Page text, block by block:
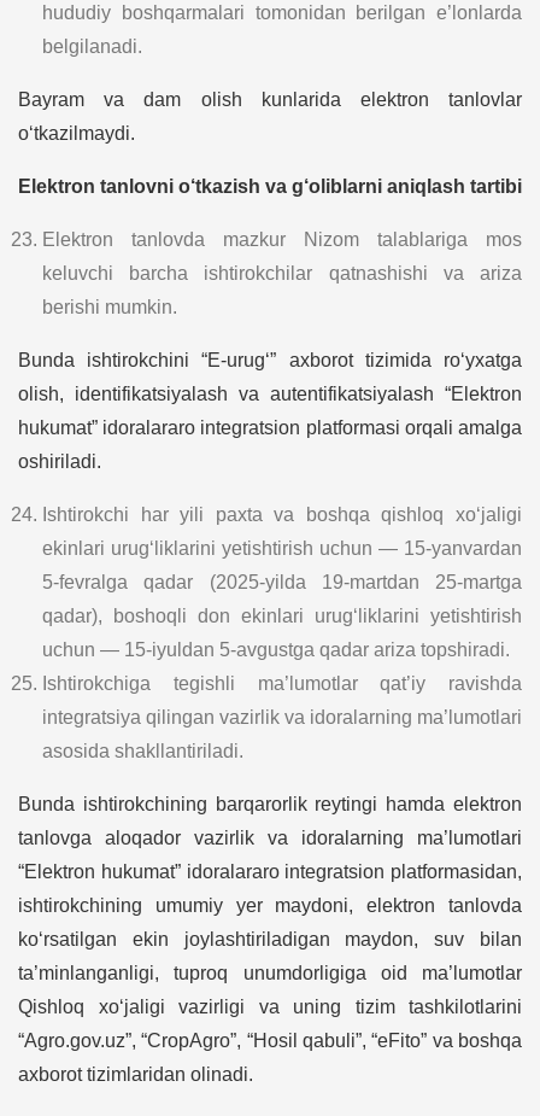
hududiy boshqarmalari tomonidan berilgan e’lonlarda
belgilanadi.
Bayram va dam olish kunlarida elektron tanlovlar
o‘tkazilmaydi.
Elektron tanlovni o‘tkazish va g‘oliblarni aniqlash tartibi
Elektron tanlovda mazkur Nizom talablariga mos
keluvchi barcha ishtirokchilar qatnashishi va ariza
berishi mumkin.
Bunda ishtirokchini “E-urug‘” axborot tizimida ro‘yxatga
olish, identifikatsiyalash va autentifikatsiyalash “Elektron
hukumat” idoralararo integratsion platformasi orqali amalga
oshiriladi.
Ishtirokchi har yili paxta va boshqa qishloq xo‘jaligi
ekinlari urug‘liklarini yetishtirish uchun — 15-yanvardan
5-fevralga qadar (2025-yilda 19-martdan 25-martga
qadar), boshoqli don ekinlari urug‘liklarini yetishtirish
uchun — 15-iyuldan 5-avgustga qadar ariza topshiradi.
Ishtirokchiga tegishli ma’lumotlar qat’iy ravishda
integratsiya qilingan vazirlik va idoralarning ma’lumotlari
asosida shakllantiriladi.
Bunda ishtirokchining barqarorlik reytingi hamda elektron
tanlovga aloqador vazirlik va idoralarning ma’lumotlari
“Elektron hukumat” idoralararo integratsion platformasidan,
ishtirokchining umumiy yer maydoni, elektron tanlovda
ko‘rsatilgan ekin joylashtiriladigan maydon, suv bilan
ta’minlanganligi, tuproq unumdorligiga oid ma’lumotlar
Qishloq xo‘jaligi vazirligi va uning tizim tashkilotlarini
“Agro.gov.uz”, “CropAgro”, “Hosil qabuli”, “eFito” va boshqa
axborot tizimlaridan olinadi.